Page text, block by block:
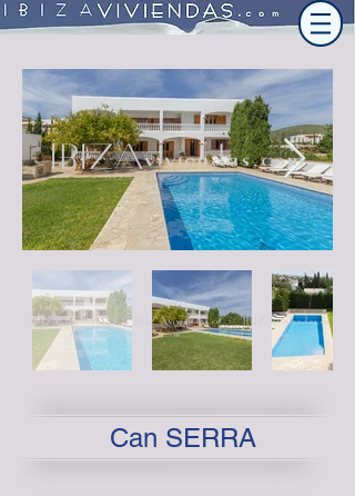
IBIZAviviendas.com
IBIZAviviendas.co
m
IBIZAviviendas.co
m
IBIZAviviendas.co
m
Can SERRA